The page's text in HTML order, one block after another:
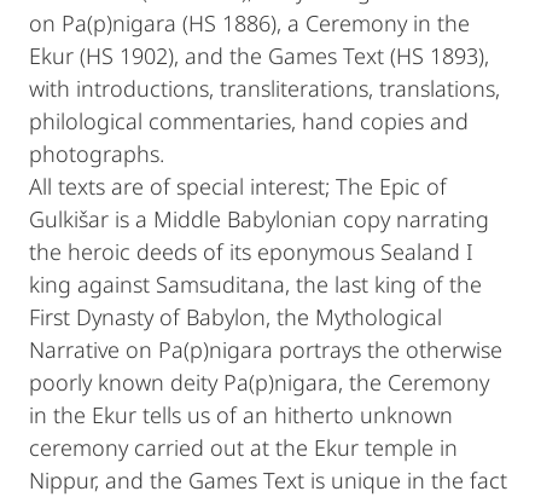
on Pa(p)nigara (HS 1886), a Ceremony in the
Ekur (HS 1902), and the Games Text (HS 1893),
with introductions, transliterations, translations,
philological commentaries, hand copies and
photographs.
All texts are of special interest; The Epic of
Gulkišar is a Middle Babylonian copy narrating
the heroic deeds of its eponymous Sealand I
king against Samsuditana, the last king of the
First Dynasty of Babylon, the Mythological
Narrative on Pa(p)nigara portrays the otherwise
poorly known deity Pa(p)nigara, the Ceremony
in the Ekur tells us of an hitherto unknown
ceremony carried out at the Ekur temple in
Nippur, and the Games Text is unique in the fact